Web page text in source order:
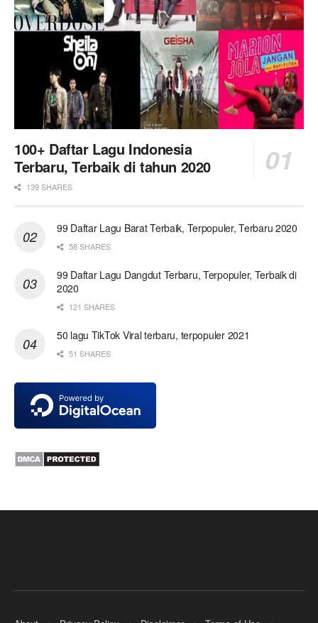
100+ Daftar Lagu Indonesia
Terbaru, Terbaik di tahun 2020
139 SHARES
99 Daftar Lagu Barat Terbaik, Terpopuler, Terbaru 2020
58 SHARES
99 Daftar Lagu Dangdut Terbaru, Terpopuler, Terbaik di
2020
121 SHARES
50 lagu TikTok Viral terbaru, terpopuler 2021
51 SHARES